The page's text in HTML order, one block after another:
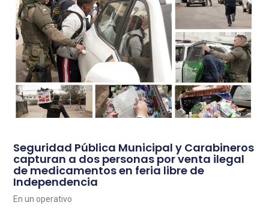
Seguridad Pública Municipal y Carabineros
capturan a dos personas por venta ilegal
de medicamentos en feria libre de
Independencia
En un operativo